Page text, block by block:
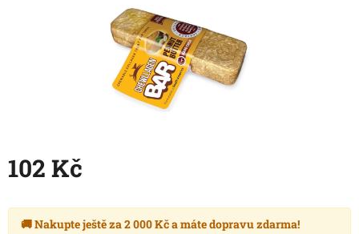
hvězdiček.
102 Kč
cena:
🚚 Nakupte ještě za2 000 Kča mátedopravu zdarma!